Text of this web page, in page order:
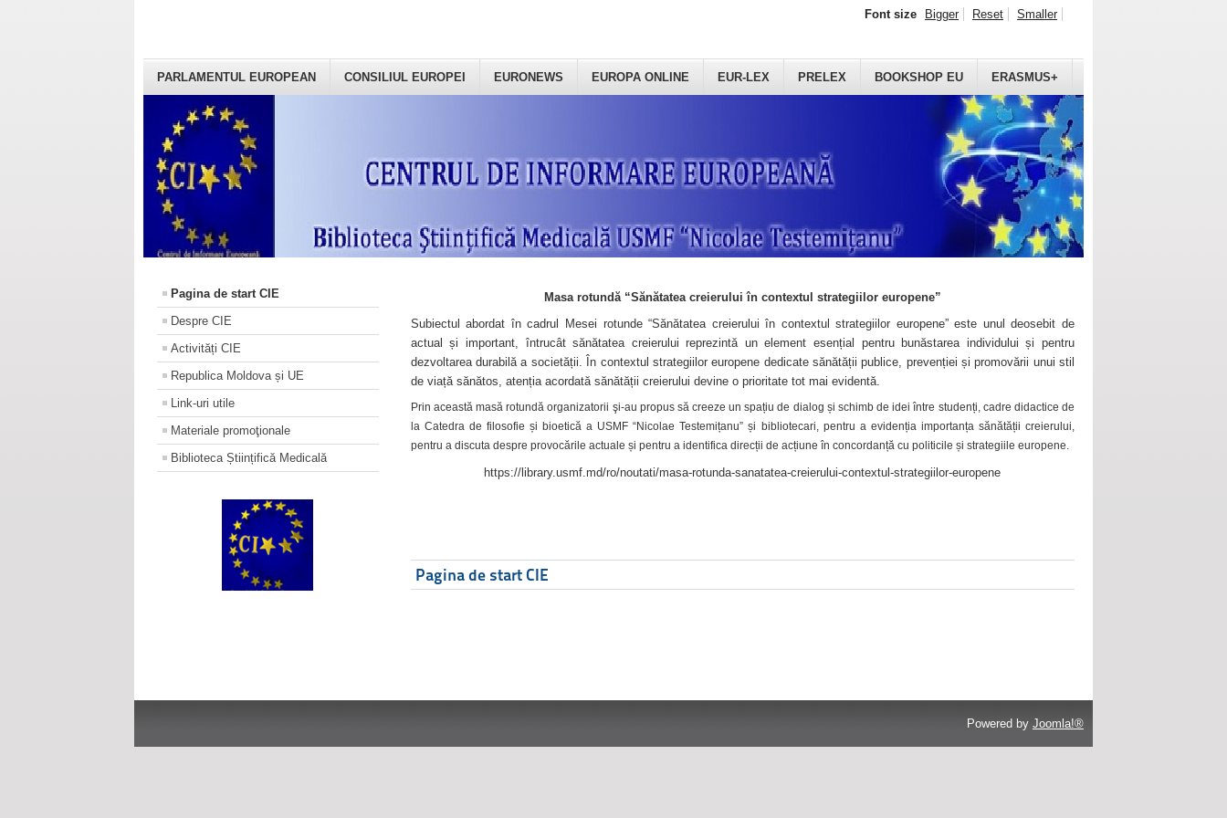
PARLAMENTUL EUROPEAN CONSILIUL EUROPEI EURONEWS EUROPA ONLINE EUR-LEX PRELEX BOOKSHOP EU ERASMUS+
Font size Bigger Reset Smaller
Pagina de start CIE
Despre CIE
Activități CIE
Republica Moldova și UE
Link-uri utile
Materiale promoţionale
Biblioteca Științifică Medicală
Masa rotundă “Sănătatea creierului în contextul strategiilor europene”
Subiectul abordat în cadrul Mesei rotunde “Sănătatea creierului în contextul strategiilor europene” este unul deosebit de
actual și important, întrucât sănătatea creierului reprezintă un element esențial pentru bunăstarea individului și pentru
dezvoltarea durabilă a societății. În contextul strategiilor europene dedicate sănătății publice, prevenției și promovării unui stil
de viață sănătos, atenția acordată sănătății creierului devine o prioritate tot mai evidentă.
Prin această masă rotundă organizatorii şi-au propus să creeze un spațiu de dialog și schimb de idei între studenți, cadre didactice de
la Catedra de filosofie și bioetică a USMF “Nicolae Testemițanu” și bibliotecari, pentru a evidenția importanța sănătății creierului,
pentru a discuta despre provocările actuale și pentru a identifica direcții de acțiune în concordanță cu politicile și strategiile europene.
https://library.usmf.md/ro/noutati/masa-rotunda-sanatatea-creierului-contextul-strategiilor-europene
Pagina de start CIE
Powered by Joomla!®